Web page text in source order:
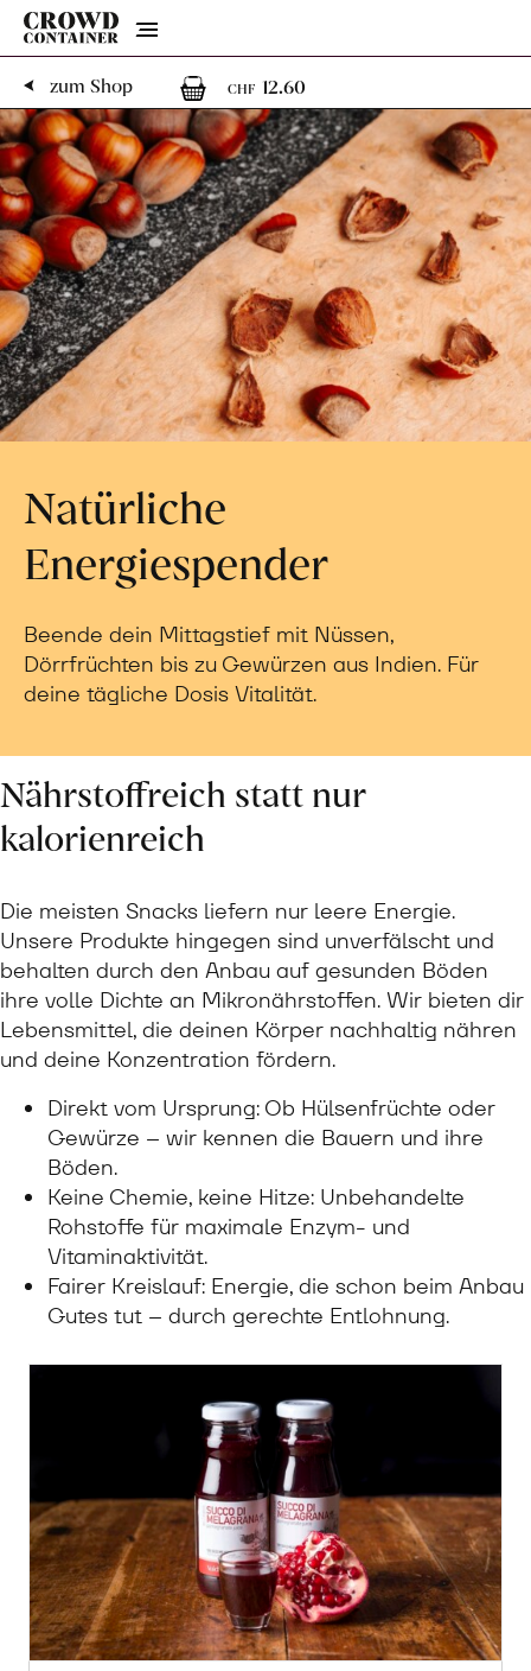
Menu
zum Shop
CHF 12.60
Natürliche
Energiespender
Beende dein Mittagstief mit Nüssen,
Dörrfrüchten bis zu Gewürzen aus Indien. Für
deine tägliche Dosis Vitalität.
Nährstoffreich statt nur
kalorienreich
Die meisten Snacks liefern nur leere Energie.
Unsere Produkte hingegen sind unverfälscht und
behalten durch den Anbau auf gesunden Böden
ihre volle Dichte an Mikronährstoffen. Wir bieten dir
Lebensmittel, die deinen Körper nachhaltig nähren
und deine Konzentration fördern.
Direkt vom Ursprung: Ob Hülsenfrüchte oder
Gewürze – wir kennen die Bauern und ihre
Böden.
Keine Chemie, keine Hitze: Unbehandelte
Rohstoffe für maximale Enzym- und
Vitaminaktivität.
Fairer Kreislauf: Energie, die schon beim Anbau
Gutes tut – durch gerechte Entlohnung.